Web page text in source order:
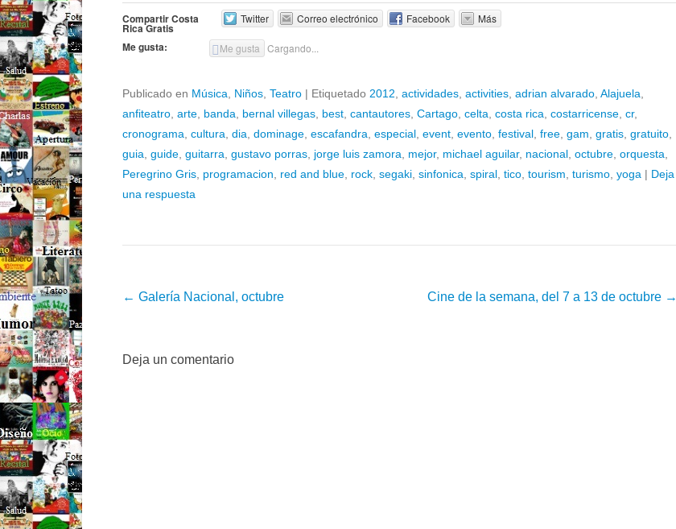
Compartir Costa
Rica Gratis
Twitter Correo electrónico Facebook Más
Me gusta: Me gusta Cargando...
Publicado en Música Niños Teatro | Etiquetado 2012 actividades activities adrian alvarado Alajuela
anfiteatro arte banda bernal villegas best cantautores Cartago celta costa rica costarricense cr,
cronograma cultura dia dominage escafandra especial event evento festival free gam gratis gratuito
guia guide guitarra gustavo porras jorge luis zamora mejor, michael aguilar, nacional octubre orquesta
Peregrino Gris programacion red and blue rock segaki sinfonica spiral tico tourism turismo yoga | Deja
una respuesta
Post navigation
← Galería Nacional, octubre Cine de la semana, del 7 a 13 de octubre →
Deja un comentario